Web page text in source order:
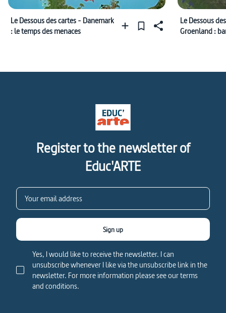
Le Dessous des cartes - Danemark
: le temps des menaces
Le Dessous
Groenland :
Register to the newsletter of
Educ'ARTE
Yes, I would like to receive the newsletter. I can
unsubscribe whenever I like via the unsubscribe link in the
newsletter. For more information please see our terms
and conditions.
Sign up